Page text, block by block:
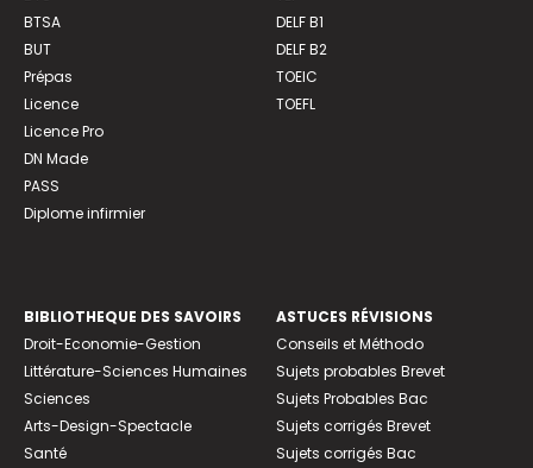
BTSA
BUT
Prépas
Licence
Licence Pro
DN Made
PASS
Diplome infirmier
DELF B1
DELF B2
TOEIC
TOEFL
BIBLIOTHEQUE DES SAVOIRS
Droit-Economie-Gestion
Littérature-Sciences Humaines
Sciences
Arts-Design-Spectacle
Santé
ASTUCES RÉVISIONS
Conseils et Méthodo
Sujets probables Brevet
Sujets Probables Bac
Sujets corrigés Brevet
Sujets corrigés Bac